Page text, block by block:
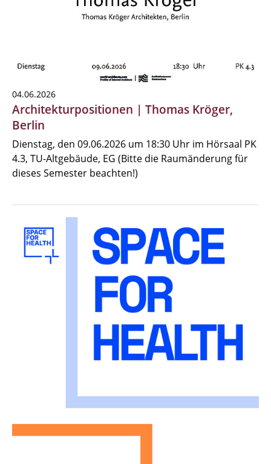
04.06.2026
Architekturpositionen | Thomas Kröger,
Berlin
Dienstag, den 09.06.2026 um 18:30 Uhr im Hörsaal PK
4.3, TU-Altgebäude, EG (Bitte die Raumänderung für
dieses Semester beachten!)